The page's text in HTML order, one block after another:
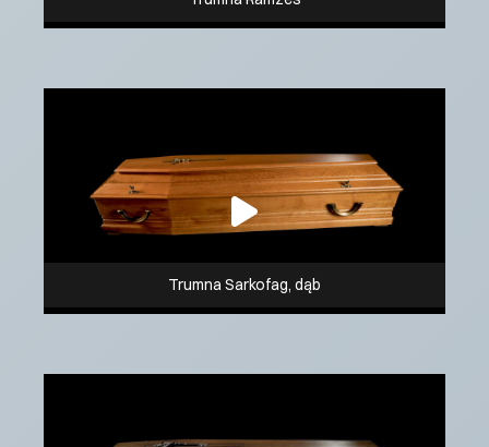
Trumna Sarkofag, dąb